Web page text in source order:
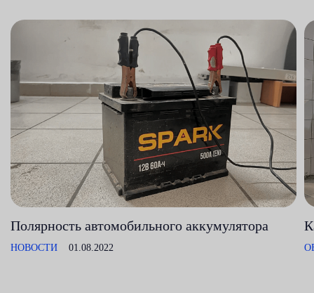
Полярность автомобильного аккумулятора
НОВОСТИ 01.08.2022